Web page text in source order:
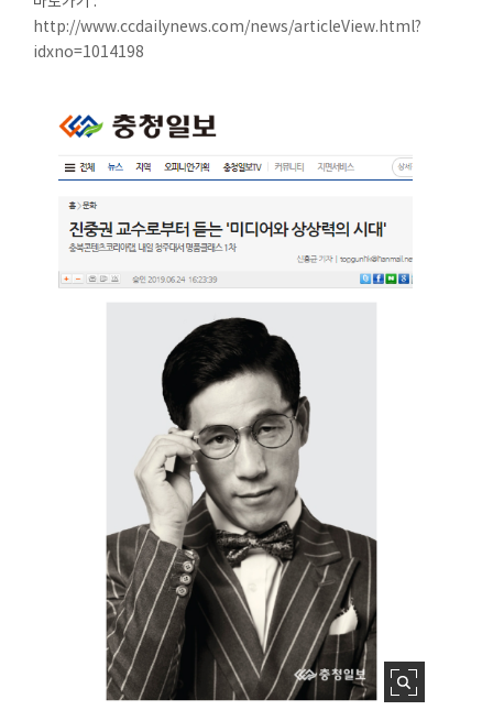
http://www.ccdailynews.com/news/articleView.html?
idxno=1014198